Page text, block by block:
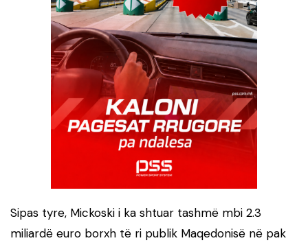
Sipas tyre, Mickoski i ka shtuar tashmë mbi 2.3
miliardë euro borxh të ri publik Maqedonisë në pak